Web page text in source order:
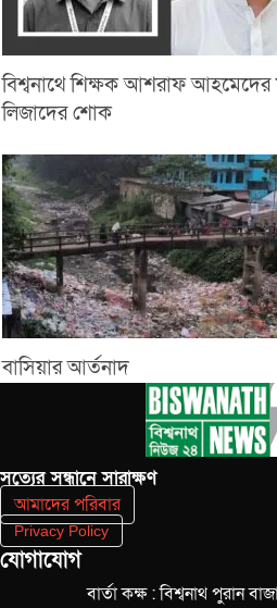
বিশ্বনাথে শিক্ষক আশরাফ
লিজাদের শোক
বাসিয়ার আর্তনাদ
সত‌্যের সন্ধানে সারাক্ষণ
আমাদের পরিবার
Privacy Policy
যোগাযোগ
বার্তা কক্ষ : বিশ্বনাথ পুরান